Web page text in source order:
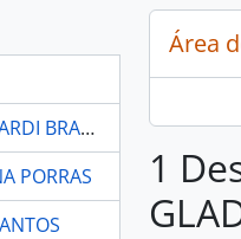
DOMINGO JULIO CHERARDI BRAVO
PORRAS
Área
1